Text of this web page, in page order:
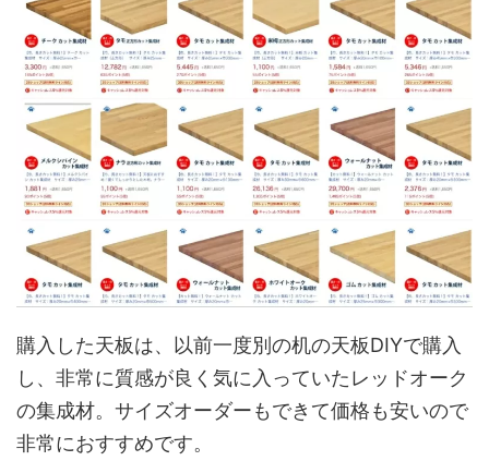
購入した天板は、以前一度別の机の天板DIYで購入
し、非常に質感が良く気に入っていたレッドオーク
の集成材。サイズオーダーもできて価格も安いので
非常におすすめです。